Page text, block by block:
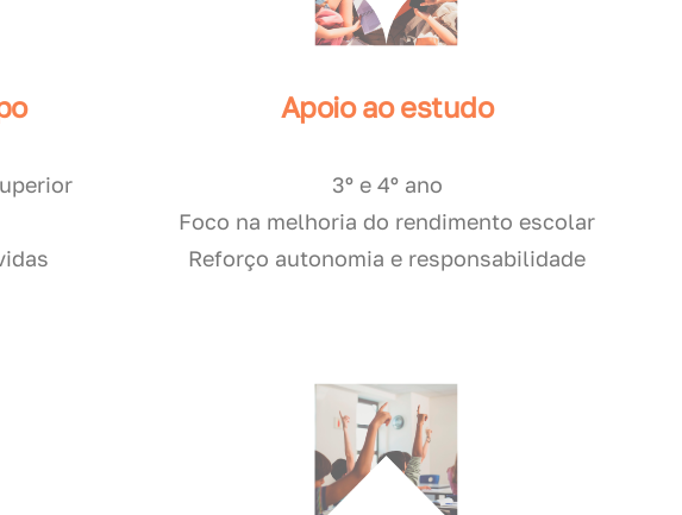
Apoio ao estudo
3º e 4º ano
Foco na melhoria do rendimento escolar
Reforço autonomia e responsabilidade